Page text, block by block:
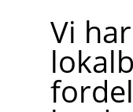
Vi har